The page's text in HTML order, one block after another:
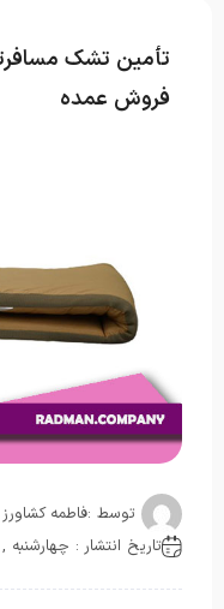
تأمین تشک
فروش عمده
توسط :فاطمه کشاورز
تاریخ انتشار : چهارشنبه , 4 مارس